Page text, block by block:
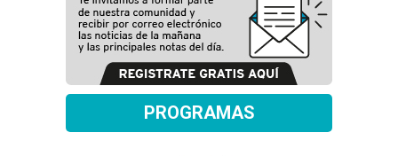
PROGRAMAS